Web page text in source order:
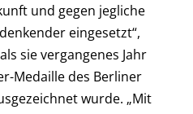
und gegen jegliche
eingesetzt“,
sie vergangenes Jahr
Medaille des Berliner
wurde. „Mit